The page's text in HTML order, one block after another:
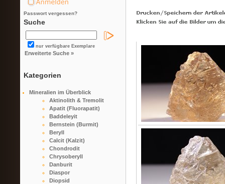
Passwort vergessen?
Suche
nur verfügbare Exemplare
Erweiterte Suche »
Kategorien
Mineralien im Überblick
Aktinolith & Tremolit
Apatit (Fluorapatit)
Baddeleyit
Bernstein (Burmit)
Beryll
Calcit (Kalzit)
Chondrodit
Chrysoberyll
Danburit
Diaspor
Diopsid